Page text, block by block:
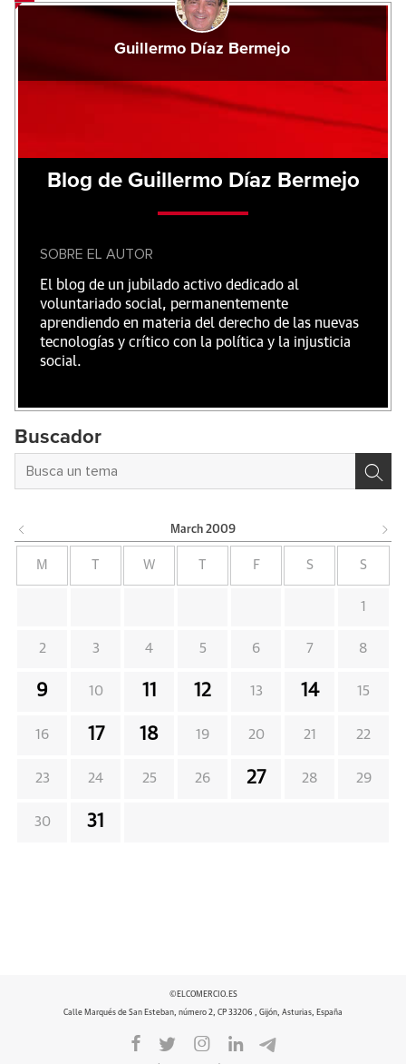
Guillermo Díaz Bermejo
Blog de Guillermo Díaz Bermejo
SOBRE EL AUTOR
El blog de un jubilado activo dedicado al
voluntariado social, permanentemente
aprendiendo en materia del derecho de las nuevas
tecnologías y crítico con la política y la injusticia
social.
Buscador
March 2009
M W F S S
1
2 3 4 5 6 7 8
9 10 11 12 13 14 15
16 17 18 19 20 21 22
23 24 25 26 27 28 29
30 31
©ELCOMERCIO.ES
Calle Marqués de San Esteban, número 2, CP 33206 , Gijón, Asturias, España